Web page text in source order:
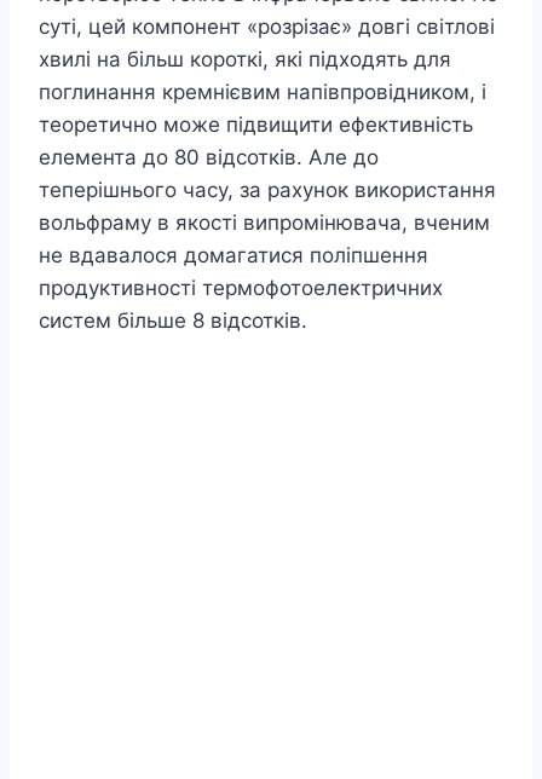
суті, цей компонент «розрізає» довгі світлові
хвилі на більш короткі, які підходять для
поглинання кремнієвим напівпровідником, і
теоретично може підвищити ефективність
елемента до 80 відсотків. Але до
теперішнього часу, за рахунок використання
вольфраму в якості випромінювача, вченим
не вдавалося домагатися поліпшення
продуктивності термофотоелектричних
систем більше 8 відсотків.